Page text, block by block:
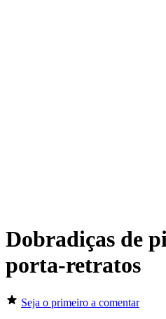
Dobradiças de
porta-retratos
Seja o primeiro a comentar